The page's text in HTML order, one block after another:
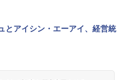
とアイシン・エーアイ、経営統